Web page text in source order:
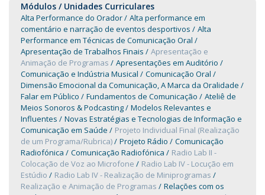
Módulos / Unidades Curriculares
Alta Performance do Orador
Alta performance em
comentário e narração de eventos desportivos
Alta
Performance em Técnicas de Comunicação Oral
Apresentação de Trabalhos Finais
Apresentação e
Animação de Programas
Apresentações em Auditório
Comunicação e Indústria Musical
Comunicação Oral
Dimensão Emocional da Comunicação, A Marca da Oralidade
Falar em Público
Fundamentos de Comunicação
Ateliê de
Meios Sonoros & Podcasting
Modelos Relevantes e
Influentes
Novas Estratégias e Tecnologias de Informação e
Comunicação em Saúde
Projeto Individual Final (Realização
de um Programa/Rubrica)
Projeto Rádio
Comunicação
Radiofónica
Comunicação Radiofónica
Radio Lab II -
Colocação de Voz ao Microfone
Radio Lab IV - Locução em
Estúdio
Radio Lab IV - Realização de Miniprogramas
Realização e Animação de Programas
Relações com os